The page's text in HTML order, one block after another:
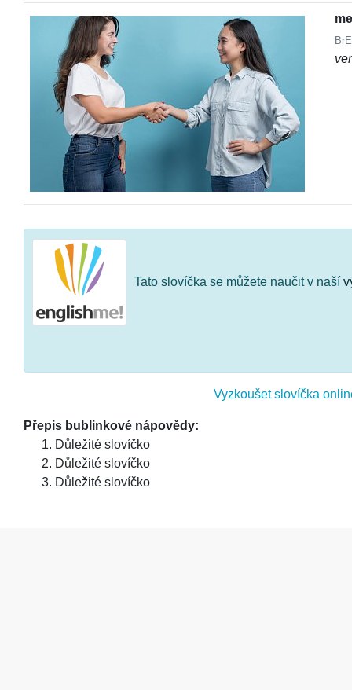
BrE
Tato slovíčka se můžete naučit v naší
Vyzkoušet slovíčka
Přepis bublinkové nápovědy:
Důležité slovíčko
Důležité slovíčko
Důležité slovíčko